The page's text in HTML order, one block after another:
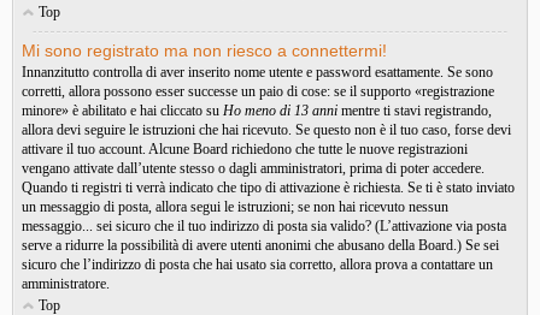
Top
Mi sono registrato ma non riesco a connettermi!
Innanzitutto controlla di aver inserito nome utente e password esattamente. Se sono
corretti, allora possono esser successe un paio di cose: se il supporto «registrazione
minore» è abilitato e hai cliccato su Ho meno di 13 anni mentre ti stavi registrando,
allora devi seguire le istruzioni che hai ricevuto. Se questo non è il tuo caso, forse devi
attivare il tuo account. Alcune Board richiedono che tutte le nuove registrazioni
vengano attivate dall’utente stesso o dagli amministratori, prima di poter accedere.
Quando ti registri ti verrà indicato che tipo di attivazione è richiesta. Se ti è stato inviato
un messaggio di posta, allora segui le istruzioni; se non hai ricevuto nessun
messaggio... sei sicuro che il tuo indirizzo di posta sia valido? (L’attivazione via posta
serve a ridurre la possibilità di avere utenti anonimi che abusano della Board.) Se sei
sicuro che l’indirizzo di posta che hai usato sia corretto, allora prova a contattare un
amministratore.
Top